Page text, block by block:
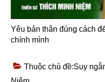
Yêu bản thân đúng cách
chính mình
Thuộc chủ đề:Suy